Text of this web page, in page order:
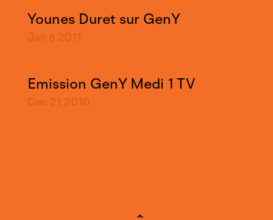
Younes Duret sur GenY
Jan 6 2011
Emission GenY Medi 1 TV
Dec 21 2010